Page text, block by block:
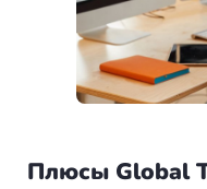
Плюсы Global